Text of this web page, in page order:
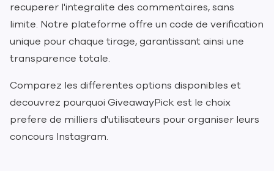
recuperer l'integralite des commentaires, sans
limite. Notre plateforme offre un code de verification
unique pour chaque tirage, garantissant ainsi une
transparence totale.
Comparez les differentes options disponibles et
decouvrez pourquoi GiveawayPick est le choix
prefere de milliers d'utilisateurs pour organiser leurs
concours Instagram.